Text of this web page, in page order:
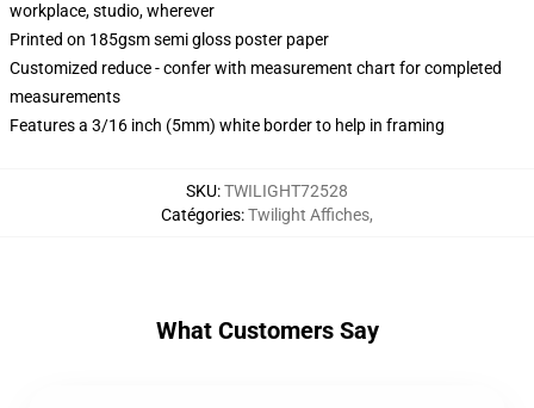
workplace, studio, wherever
Printed on 185gsm semi gloss poster paper
Customized reduce - confer with measurement chart for completed
measurements
Features a 3/16 inch (5mm) white border to help in framing
SKU:TWILIGHT72528
Catégories:Twilight Affiches,
What Customers Say